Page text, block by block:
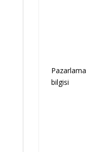
Pazarlama
bilgisi